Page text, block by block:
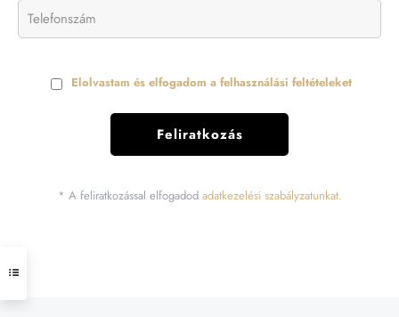
Elolvastam és elfogadom a felhasználási feltételeket
* A feliratkozással elfogadod adatkezelési szabályzatunkat.